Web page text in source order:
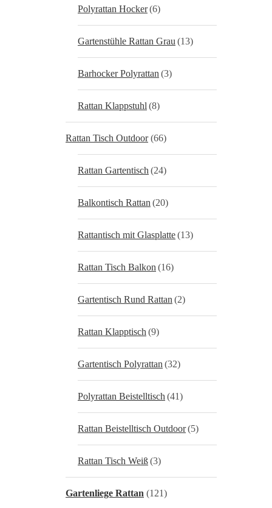
Polyrattan Hocker(6)
Gartenstühle Rattan Grau (13)
Barhocker Polyrattan (3)
Rattan Klappstuhl (8)
Rattan Tisch Outdoor (66)
Rattan Gartentisch (24)
Balkontisch Rattan (20)
Rattantisch mit Glasplatte(13)
Rattan Tisch Balkon (16)
Gartentisch Rund Rattan (2)
Rattan Klapptisch (9)
Gartentisch Polyrattan (32)
Polyrattan Beistelltisch (41)
Rattan Beistelltisch Outdoor(5)
Rattan Tisch Weiß(3)
Gartenliege Rattan (121)